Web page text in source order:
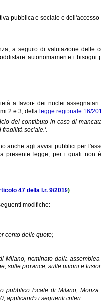
pubblica e sociale e
a seguito di valutazione delle
autonomamente i bisogni
a favore dei nuclei
2 e 3, della legge regionale 16/
del contributo in caso di
fragilità sociale.'.
anche agli avvisi pubblici per
presente legge, per i quali non
47 della l.r. 9/2019)
modifiche:
cento delle quote;
Milano, nominato dalla
sulle province, sulle unioni e
pubblico locale di Milano,
applicando i seguenti criteri: